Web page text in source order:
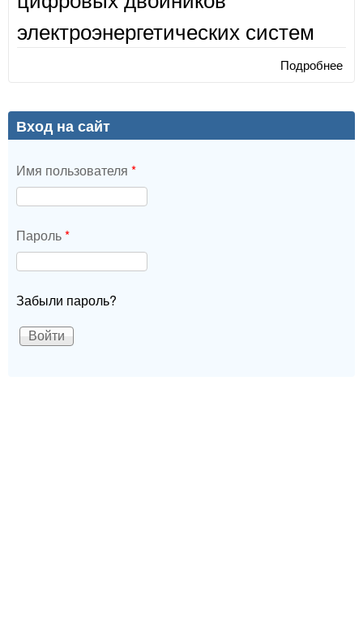
электроэнергетических систем
Подробнее
Вход на сайт
Имя пользователя *
Пароль*
Забыли пароль?